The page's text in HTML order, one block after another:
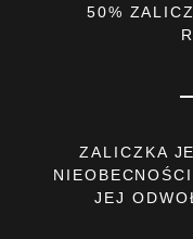
50%
ZALICZKA
JEJ